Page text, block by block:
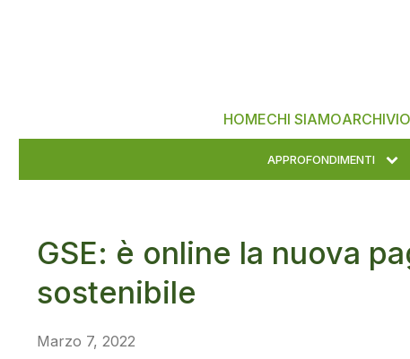
HOMECHI SIAMO
APPROFONDIMENTI
GSE: è online la nuova
sostenibile
Marzo 7, 2022